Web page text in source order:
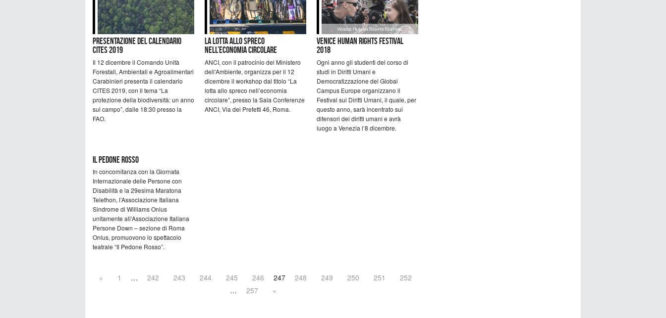
Presentazione del calendario
CITES 2019
Il 12 dicembre il Comando Unità
Forestali, Ambientali e Agroalimentari
Carabinieri presenta il calendario
CITES 2019, con il tema “La
protezione della biodiversità: un anno
sul campo”, dalle 18:30 presso la
FAO.
La lotta allo spreco
nell’economia circolare
ANCI, con il patrocinio del Ministero
dell’Ambiente, organizza per il 12
dicembre il workshop dal titolo “La
lotta allo spreco nell’economia
circolare”, presso la Sala Conferenze
ANCI, Via dei Prefetti 46, Roma.
Venice Human Rights Festival
2018
Ogni anno gli studenti del corso di
studi in Diritti Umani e
Democratizzazione del Global
Campus Europe organizzano il
Festival sui Diritti Umani, il quale, per
questo anno, sarà incentrato sui
difensori dei diritti umani e avrà
luogo a Venezia l’8 dicembre.
Il Pedone Rosso
In concomitanza con la Giornata
Internazionale delle Persone con
Disabilità e la 29esima Maratona
Telethon, l’Associazione Italiana
Sindrome di Williams Onlus
unitamente all’Associazione Italiana
Persone Down – sezione di Roma
Onlus, promuovono lo spettacolo
teatrale “Il Pedone Rosso”.
« 1 … 242 243 244 245 246 247 248 249 250 251
252
…
257 »